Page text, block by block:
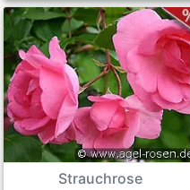
Strauchrose